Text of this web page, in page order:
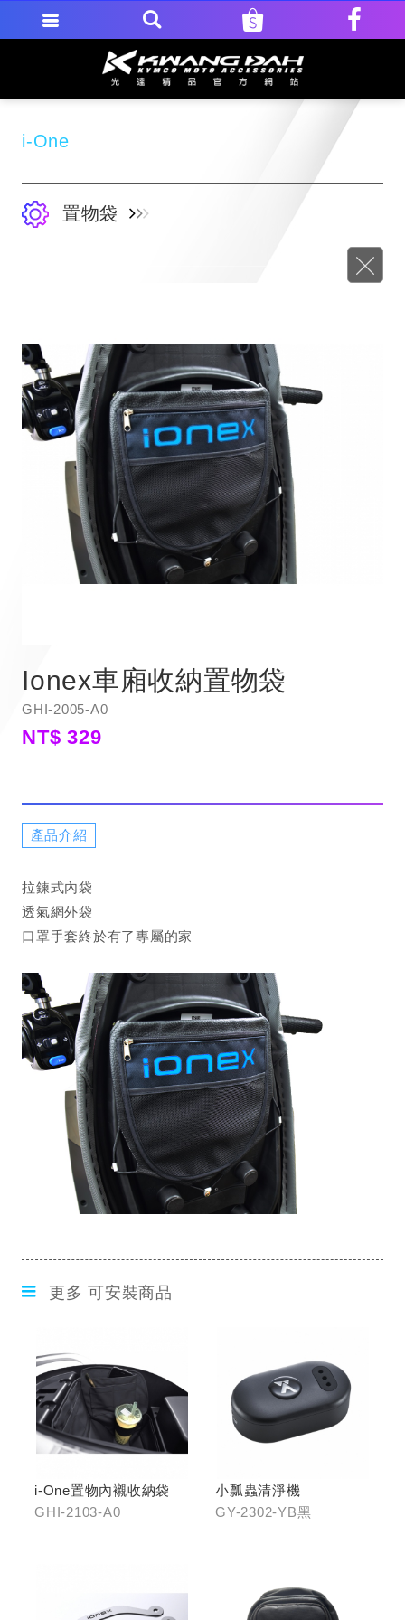
i-One
置物袋
Ionex車廂收納置物袋
GHI-2005-A0
NT$ 329
產品介紹
拉鍊式內袋
透氣網外袋
口罩手套終於有了專屬的家
更多 可安裝商品
i-One置物內襯收納袋
GHI-2103-A0
小瓢蟲清淨機
GY-2302-YB黑